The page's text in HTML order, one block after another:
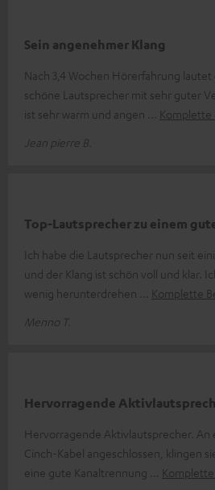
Sein angenehmer Klang
Nach 3,4 Wochen Hörerfahrung
schöne Lautsprecher mit sehr guter
ist sehr warm und angen
Komplette
Jean pierre B.
Top-Lautsprecher zu einem
Ich habe die Lautsprecher nun seit
und der Klang ist schön voll und klar.
wenig herunterdrehen
Komplette
Menno T.
Hervorragende
Hervorragende Aktivlautsprecher. An
Cinch-Kabel angeschlossen, klingen
eine gute Kanaltrennung